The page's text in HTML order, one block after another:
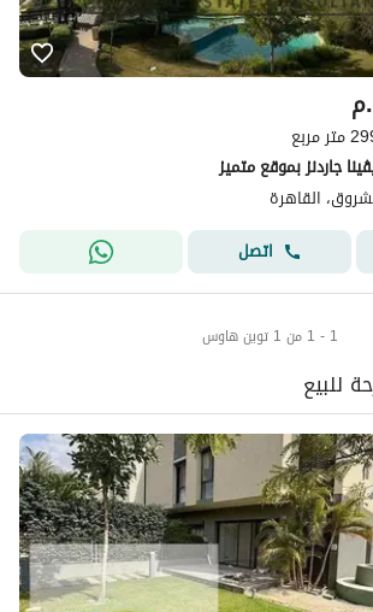
مربع
جاردنز بموقع متميز
القاهرة
اتصل
1 - 1 من 1 توين هاوس
للبيع